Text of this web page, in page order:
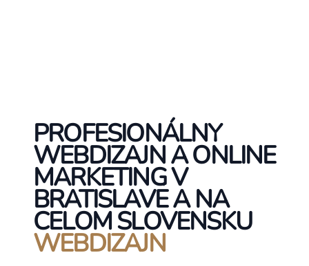
PROFESIONÁLNY
WEBDIZAJN A ONLINE
MARKETING V
BRATISLAVE A NA
CELOM SLOVENSKU
WEBDIZAJN